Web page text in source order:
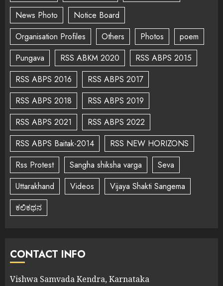
News Photo
Notice Board
Organisation Profiles
Others Photos
poem
Pungava
RSS ABKM 2020
RSS ABPS 2015
RSS ABPS 2016
RSS ABPS 2017
RSS ABPS 2018
RSS ABPS 2019
RSS ABPS 2021
RSS ABPS 2022
RSS ABPS Baitak-2014
RSS NEW HORIZONS
Rss Protest
Sangha shiksha varga
Seva
Uttarakhand
Videos
Vijaya Shakti Sangema
ಕಲಿಕಥನ
CONTACT INFO
Vishwa Samvada Kendra, Karnataka